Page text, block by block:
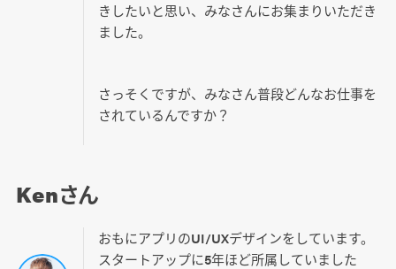
きしたいと思い、みなさんにお集まりいただき
ました。
さっそくですが、みなさん普段どんなお仕事を
されているんですか？
Kenさん
おもにアプリのUI/UXデザインをしています。
スタートアップに5年ほど所属していました